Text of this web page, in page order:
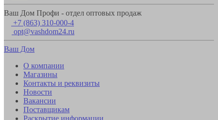
Ваш Дом Профи - отдел оптовых продаж
+7 (863) 310-000-4
opt@vashdom24.ru
Ваш Дом
О компании
Магазины
Контакты и реквизиты
Новости
Вакансии
Поставщикам
Раскрытие информации